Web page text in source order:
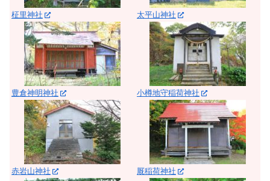
柾里神社
豊倉神明神社
赤岩山神社
太平山神社
小樽地守稲荷神社
厩稲荷神社